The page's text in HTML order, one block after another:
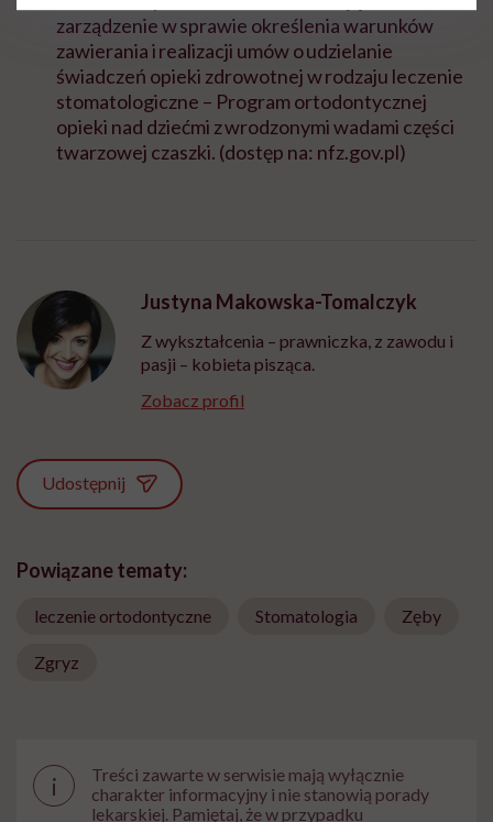
zarządzenie w sprawie określenia warunków
zawierania i realizacji umów o udzielanie
świadczeń opieki zdrowotnej w rodzaju leczenie
stomatologiczne – Program ortodontycznej
opieki nad dziećmi z wrodzonymi wadami części
twarzowej czaszki. (dostęp na: nfz.gov.pl)
Justyna Makowska-Tomalczyk
Z wykształcenia – prawniczka, z zawodu i
pasji – kobieta pisząca.
Zobacz profil
Udostępnij
Powiązane tematy:
leczenie ortodontyczne Stomatologia Zęby
Zgryz
i
Treści zawarte w serwisie mają wyłącznie
charakter informacyjny i nie stanowią porady
lekarskiej. Pamiętaj, że w przypadku